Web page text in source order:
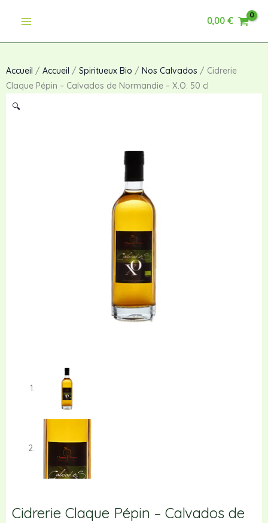
0,00€
Accueil / Accueil / Spiritueux Bio / Nos Calvados / Cidrerie
Claque Pépin – Calvados de Normandie – X.O. 50 cl
🔍
Cidrerie Claque Pépin – Calvados de
Calvados
-
X.O.